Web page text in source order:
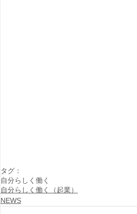
タグ：
自分らしく働く
自分らしく働く（起業）
NEWS